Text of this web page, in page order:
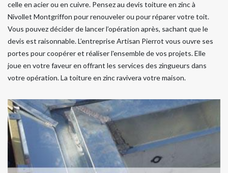
celle en acier ou en cuivre. Pensez au devis toiture en zinc à
Nivollet Montgriffon pour renouveler ou pour réparer votre toit.
Vous pouvez décider de lancer l’opération après, sachant que le
devis est raisonnable. L’entreprise Artisan Pierrot vous ouvre ses
portes pour coopérer et réaliser l'ensemble de vos projets. Elle
joue en votre faveur en offrant les services des zingueurs dans
votre opération. La toiture en zinc ravivera votre maison.